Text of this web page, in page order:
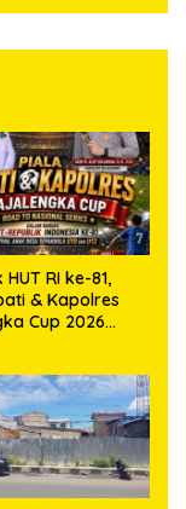
RI ke-81,
& Kapolres
Cup 2026